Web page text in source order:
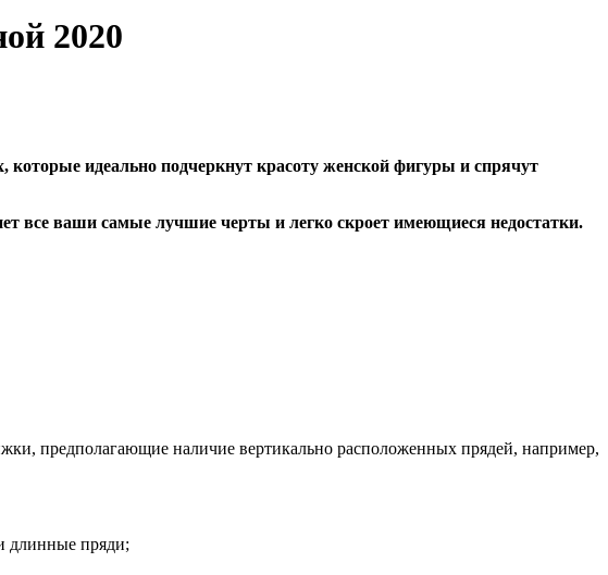
2020
идеально подчеркнут красоту женской фигуры и спрячут
все ваши самые лучшие черты и легко скроет имеющиеся недостатки.
предполагающие наличие вертикально расположенных прядей, например,
длинные пряди;